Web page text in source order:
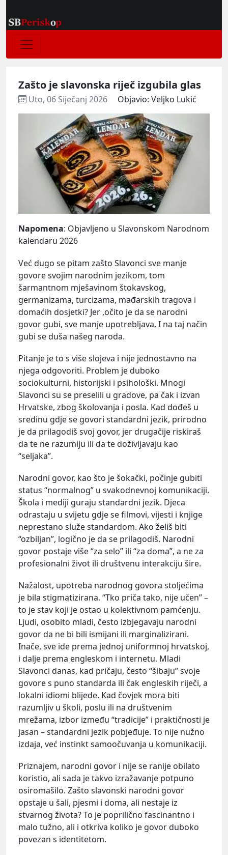
Zašto je slavonska riječ izgubila glas
Uto, 06 Siječanj 2026 Objavio: Veljko Lukić
Napomena: Objavljeno u Slavonskom Narodnom
kalendaru 2026
Već dugo se pitam zašto Slavonci sve manje
govore svojim narodnim jezikom, tom
šarmantnom mješavinom štokavskog,
germanizama, turcizama, mađarskih tragova i
domaćih dosjetki? Jer ,očito je da se narodni
govor gubi, sve manje upotrebljava. I na taj način
gubi se duša našeg naroda.
Pitanje je to s više slojeva i nije jednostavno na
njega odgovoriti. Problem je duboko
sociokulturni, historijski i psihološki. Mnogi
Slavonci su se preselili u gradove, pa čak i izvan
Hrvatske, zbog školovanja i posla. Kad dođeš u
sredinu gdje se govori standardni jezik, prirodno
je da prilagodiš svoj govor, jer drugačije riskiraš
da te ne razumiju ili da te doživljavaju kao
“seljaka”.
Narodni govor, kao što je šokački, počinje gubiti
status “normalnog” u svakodnevnoj komunikaciji.
Škola i mediji guraju standardni jezik. Djeca
odrastaju u svijetu gdje se filmovi, vijesti i knjige
neprestano služe standardom. Ako želiš biti
“ozbiljan”, logično je da se prilagodiš. Narodni
govor postaje više “za selo” ili “za doma”, a ne za
profesionalni život ili društvenu interakciju šire.
Nažalost, upotreba narodnog govora stoljećima
je bila stigmatizirana. “Tko priča tako, nije učen” –
to je stav koji je ostao u kolektivnom pamćenju.
Ljudi, osobito mladi, često izbjegavaju narodni
govor da ne bi bili ismijani ili marginalizirani.
Inače, sve ide prema jednoj uniformnoj hrvatskoj,
i dalje prema engleskom i internetu. Mladi
Slavonci danas, kad pričaju, često “šibaju” svoje
govore s puno standarda ili čak engleskih riječi, a
lokalni idiomi blijede. Kad čovjek mora biti
razumljiv u školi, poslu ili na društvenim
mrežama, izbor između “tradicije” i praktičnosti je
jasan – standardni jezik pobjeđuje. To nije nužno
izdaja, već instinkt samoočuvanja u komunikaciji.
Priznajem, narodni govor i nije se ranije obilato
koristio, ali sada je takvo izražavanje potpuno
osiromašilo. Zašto slavonski narodni govor
opstaje u šali, pjesmi i doma, ali nestaje iz
stvarnog života? To je poprilično fascinantno i
malo tužno, ali i otkriva koliko je govor duboko
povezan s identitetom.